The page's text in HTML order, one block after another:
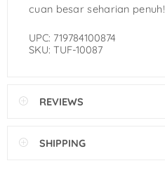
cuan besar seharian penuh!
UPC: 719784100874
SKU: TUF-10087
REVIEWS
SHIPPING